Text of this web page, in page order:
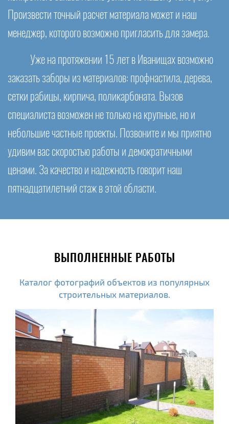
Произвести точный расчет материала может и наш
менеджер, которого возможно пригласить для замера.
Уже на протяжении 15 лет в Иванищах возможно
заказать заборы из материалов: профнастила, дерева,
сетки рабицы, кирпича, поликарбоната. Вызов
специалиста возможен не только на крупные, но и
небольшие частные проекты. Позвоните и мы приятно
удивим вас скоростью работы и демократичными
ценами. За качество и надежность говорит наш
пятнадцатилетний стаж в этой области.
ВЫПОЛНЕННЫЕ РАБОТЫ
Каталог фотографий объектов из популярных
строительных материалов.